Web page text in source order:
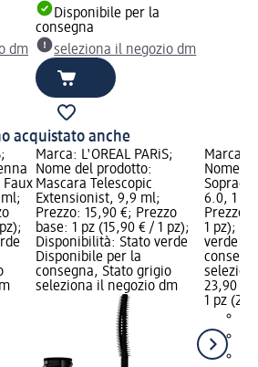
dm
Disponibile per la
consegna
seleziona il negozio dm
acquistato anche
Marca: L'ORÉAL PARiS;
Nome del prodotto:
Mascara Telescopic
Extensionist, 9,9 ml;
Prezzo: 15,90 €; Prezzo
base: 1 pz (15,90 € / 1 pz);
Disponibilità: Stato verde
Disponibile per la
consegna, Stato grigio
seleziona il negozio dm
Marca:
Nome
6.0, 1
Prezzo
1 pz);
verde
23,90 €
1 pz